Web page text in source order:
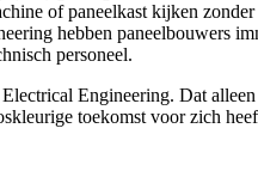
of paneelkast kijken
hebben paneelbouwers
personeel.
Engineering. Dat
toekomst voor zich